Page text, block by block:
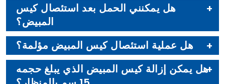
هل يمكنني الحمل بعد استئصال كيس
المبيض؟
هل عملية استئصال كيس المبيض مؤلمة؟
هل يمكن إزالة كيس المبيض الذي يبلغ حجمه